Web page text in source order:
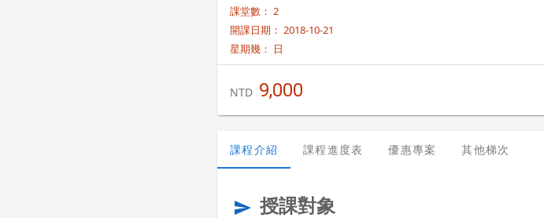
課堂數： 2
開課日期： 2018-10-21
星期幾： 日
NTD 9,000
課程介紹 課程進度表 優惠專案 其他梯次
send 授課對象